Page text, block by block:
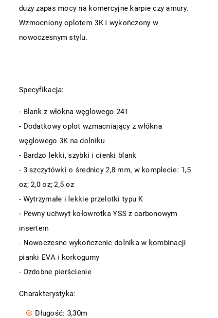
duży zapas mocy na komercyjne karpie czy amury.
Wzmocniony oplotem 3K i wykończony w
nowoczesnym stylu.
Specyfikacja:
- Blank z włókna węglowego 24T
- Dodatkowy oplot wzmacniający z włókna
węglowego 3K na dolniku
- Bardzo lekki, szybki i cienki blank
- 3 szczytówki o średnicy 2,8 mm, w komplecie: 1,5
oz; 2,0 oz; 2,5 oz
- Wytrzymałe i lekkie przelotki typu K
- Pewny uchwyt kołowrotka YSS z carbonowym
insertem
- Nowoczesne wykończenie dolnika w kombinacji
pianki EVA i korkogumy
- Ozdobne pierścienie
Charakterystyka:
Długość: 3,30m